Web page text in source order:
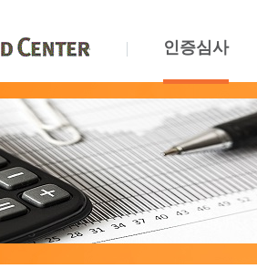
인증심사